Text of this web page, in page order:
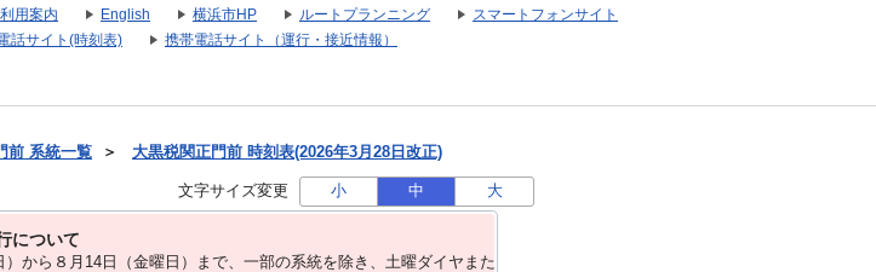
用案内 English 横浜市HP ルートプランニング
スマートフォンサイト
話サイト(時刻表) 携帯電話サイト（運行・接近情報）
前 系統一覧 ＞ 大黒税関正門前 時刻表(2026年3月28日改正)
文字サイズ変更 小 中 大
について
から８⽉14⽇（金曜日）まで、⼀部の系統を除き、⼟曜ダイヤまた